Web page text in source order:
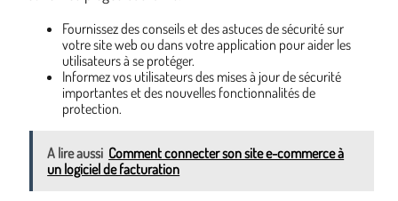
Fournissez des conseils et des astuces de sécurité sur
votre site web ou dans votre application pour aider les
utilisateurs à se protéger.
Informez vos utilisateurs des mises à jour de sécurité
importantes et des nouvelles fonctionnalités de
protection.
A lire aussi Comment connecter son site e-commerce à
un logiciel de facturation